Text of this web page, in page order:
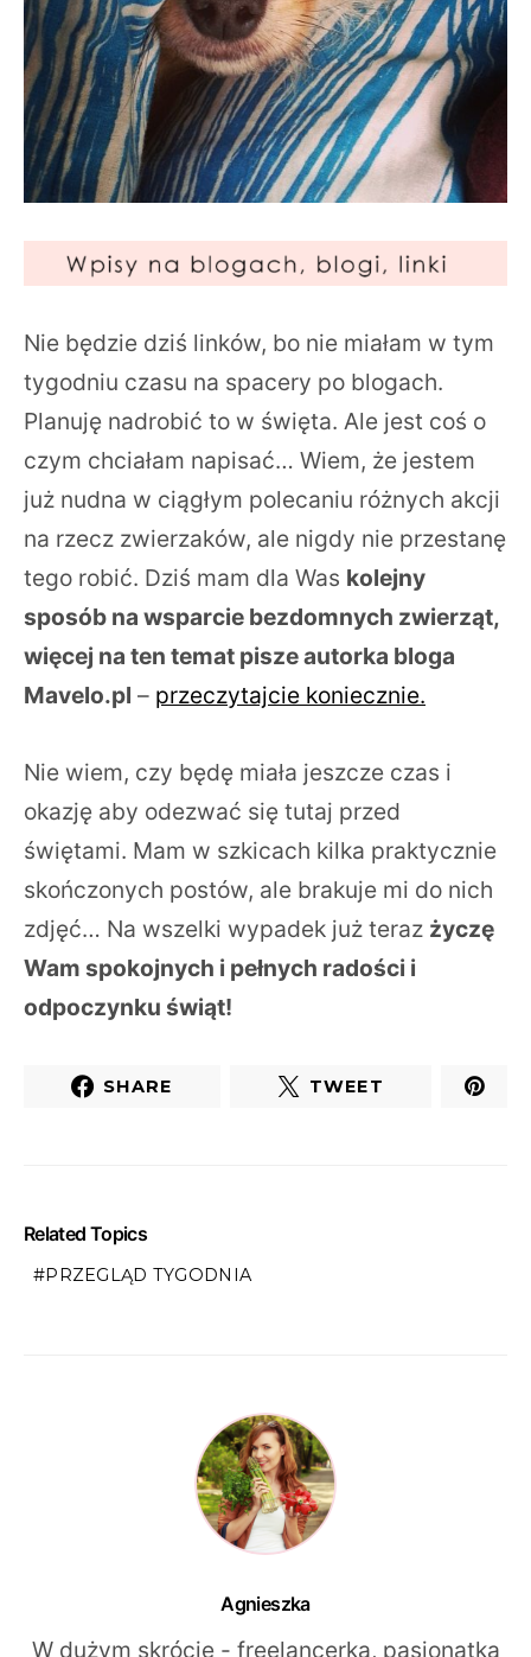
Nie będzie dziś linków, bo nie miałam w tym
tygodniu czasu na spacery po blogach.
Planuję nadrobić to w święta. Ale jest coś o
czym chciałam napisać… Wiem, że jestem
już nudna w ciągłym polecaniu różnych akcji
na rzecz zwierzaków, ale nigdy nie przestanę
tego robić. Dziś mam dla Was kolejny
sposób na wsparcie bezdomnych zwierząt,
więcej na ten temat pisze autorka bloga
Mavelo.pl – przeczytajcie koniecznie.
Nie wiem, czy będę miała jeszcze czas i
okazję aby odezwać się tutaj przed
świętami. Mam w szkicach kilka praktycznie
skończonych postów, ale brakuje mi do nich
zdjęć… Na wszelki wypadek już teraz życzę
Wam spokojnych i pełnych radości i
odpoczynku świąt!
SHARE TWEET
Related Topics
PRZEGLĄD TYGODNIA
Agnieszka
W dużym skrócie - freelancerka, pasjonatka